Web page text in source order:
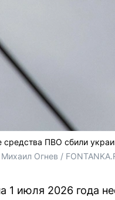
ПВО сбили
Михаил Огнев /
1 июля 2026 года